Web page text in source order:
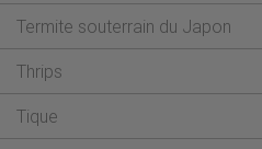
Termite souterrain du Japon
Thrips
Tique